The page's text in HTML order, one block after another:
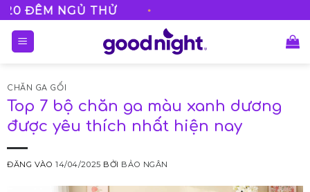
Bỏ
THỬ •
CHĂN GA GỐI
Top 7 bộ chăn ga màu xanh dương
được yêu thích nhất hiện nay
ĐĂNG VÀO14/04/2025 BỞI BẢO NGÂN